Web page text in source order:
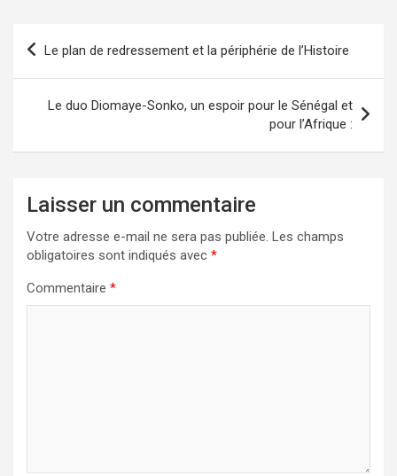
Navigation
de
Le plan de redressement et la périphérie de l’Histoire
Le duo Diomaye-Sonko, un espoir pour le Sénégal et
pour l’Afrique :
Laisser un commentaire
Votre adresse e-mail ne sera pas publiée. Les champs
obligatoires sont indiqués avec *
Commentaire *